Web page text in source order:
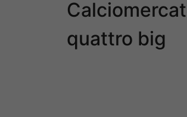
quattro big